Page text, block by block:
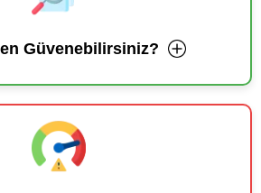
Güvenebilirsiniz?